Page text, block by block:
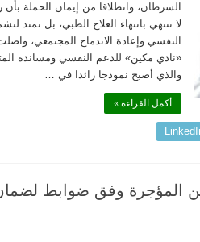
السرطان، وانطلاقا من إيمان الحملة بأن
لا تنتهي بانتهاء العلاج الطبي، بل تمتد
النفسي وإعادة الاندماج المجتمعي،
«نادي مكين» للدعم النفسي ومساندة
والذي أصبح نموذجا رائدا في …
أكمل القراءة »
المؤجرة وفق ضوابط